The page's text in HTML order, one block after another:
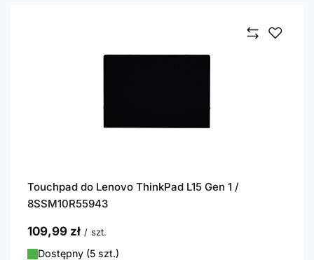
Touchpad do Lenovo ThinkPad L15 Gen 1 /
8SSM10R55943
109,99 zł / szt.
Dostępny (5 szt.)